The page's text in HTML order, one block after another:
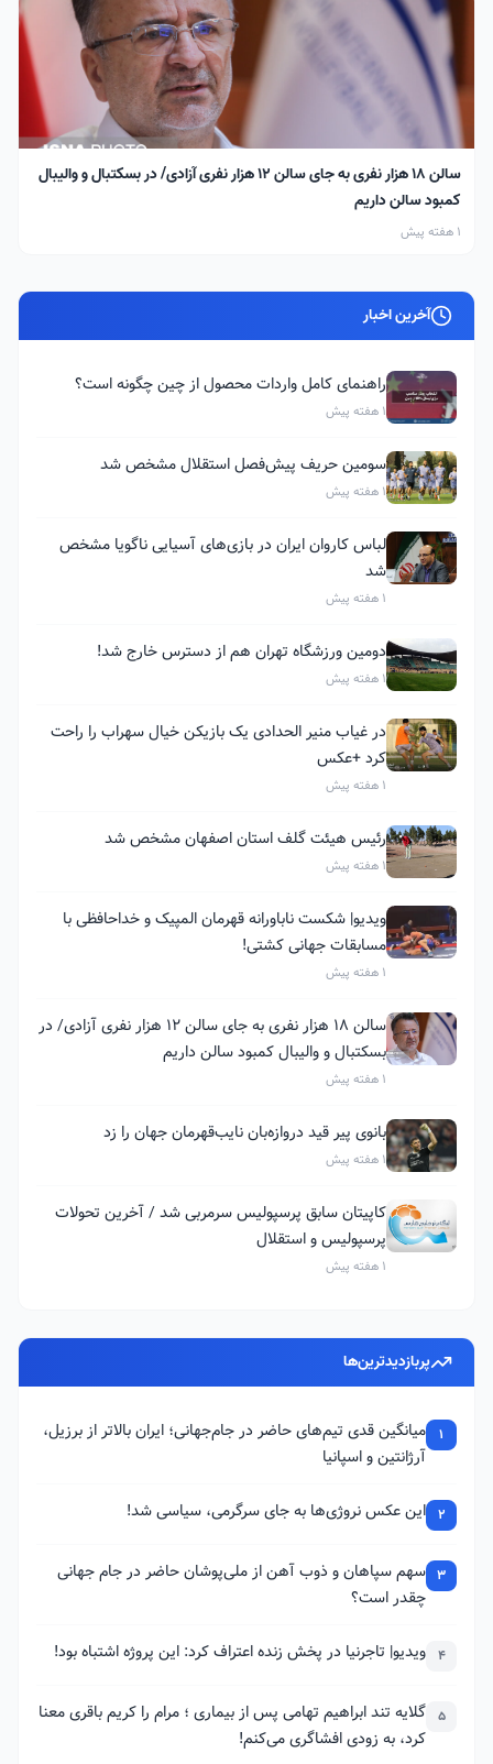
سالن ۱۸ هزار نفری به جای سالن ۱۲ هزار نفری آزادی/ در بسکتبال و والیبال
کمبود سالن داریم
1 هفته پیش
آخرین اخبار
راهنمای کامل واردات محصول از چین چگونه است؟
1 هفته پیش
سومین حریف پیش‌فصل استقلال مشخص شد
1 هفته پیش
لباس کاروان ایران در بازی‌های آسیایی ناگویا مشخص
شد
1 هفته پیش
دومین ورزشگاه تهران هم از دسترس خارج شد!
1 هفته پیش
در غیاب منیر الحدادی یک بازیکن خیال سهراب را راحت
کرد +عکس
1 هفته پیش
رئیس هیئت گلف استان اصفهان مشخص شد
1 هفته پیش
ویدیو| شکست ناباورانه قهرمان المپیک و خداحافظی با
مسابقات جهانی کشتی!
1 هفته پیش
سالن ۱۸ هزار نفری به جای سالن ۱۲ هزار نفری آزادی/ در
بسکتبال و والیبال کمبود سالن داریم
1 هفته پیش
بانوی پیر قید دروازه‌بان نایب‌قهرمان جهان را زد
1 هفته پیش
کاپیتان سابق پرسپولیس سرمربی شد / آخرین تحولات
پرسپولیس و استقلال
1 هفته پیش
پربازدیدترین‌ها
1
میانگین قدی تیم‌های حاضر در جام‌جهانی؛ ایران بالاتر از برزیل،
آرژانتین و اسپانیا
2 این عکس نروژی‌ها به جای سرگرمی، سیاسی شد!
3 سهم سپاهان و ذوب آهن از ملی‌پوشان حاضر در جام جهانی
چقدر است؟
4 ویدیو| تاجرنیا در پخش زنده اعتراف کرد: این پروژه اشتباه بود!
5 گلایه تند ابراهیم تهامی پس از بیماری ؛ مرام را کریم باقری معنا
کرد، به زودی افشاگری می‌کنم!